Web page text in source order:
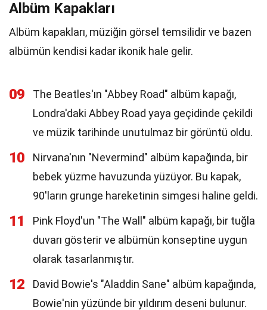
Albüm Kapakları
Albüm kapakları, müziğin görsel temsilidir ve bazen
albümün kendisi kadar ikonik hale gelir.
09
The Beatles'ın "Abbey Road" albüm kapağı,
Londra'daki Abbey Road yaya geçidinde çekildi
ve müzik tarihinde unutulmaz bir görüntü oldu.
10
Nirvana'nın "Nevermind" albüm kapağında, bir
bebek yüzme havuzunda yüzüyor. Bu kapak,
90'ların grunge hareketinin simgesi haline geldi.
11
Pink Floyd'un "The Wall" albüm kapağı, bir tuğla
duvarı gösterir ve albümün konseptine uygun
olarak tasarlanmıştır.
12
David Bowie's "Aladdin Sane" albüm kapağında,
Bowie'nin yüzünde bir yıldırım deseni bulunur.